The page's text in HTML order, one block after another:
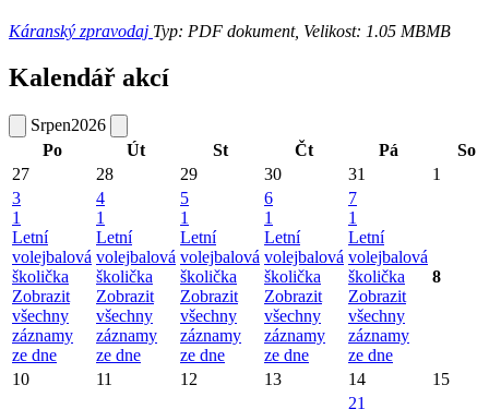
Káranský zpravodaj Typ: PDF dokument, Velikost: 1.05 MBMB
Kalendář akcí
Srpen2026
Po
Út St Čt Pá
So
27
28 29 30 31
1
3
1
Letní
volejbalová
školička
Zobrazit
všechny
záznamy
ze dne
4
1
Letní
volejbalová
školička
Zobrazit
všechny
záznamy
ze dne
5
1
Letní
volejbalová
školička
Zobrazit
všechny
záznamy
ze dne
6
1
Letní
volejbalová
školička
Zobrazit
všechny
záznamy
ze dne
7
1
Letní
volejbalová
školička
Zobrazit
všechny
záznamy
ze dne
8
10 11 12 13 14 15
21